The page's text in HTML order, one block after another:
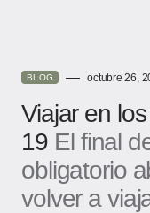
BLOG octubre 26,
Viajar en
19 El final
obligatorio
volver a